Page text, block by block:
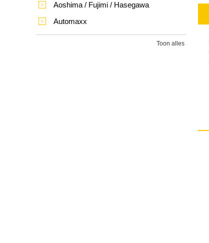
Aoshima / Fujimi / Hasegawa
Automaxx
Toon alles